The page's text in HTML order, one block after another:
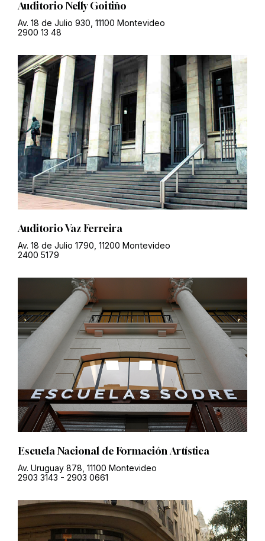
Auditorio Nelly Goitiño
Av. 18 de Julio 930, 11100 Montevideo
2900 13 48
Auditorio Vaz Ferreira
Av. 18 de Julio 1790, 11200 Montevideo
2400 5179
Escuela Nacional de Formación Artística
Av. Uruguay 878, 11100 Montevideo
2903 3143 - 2903 0661